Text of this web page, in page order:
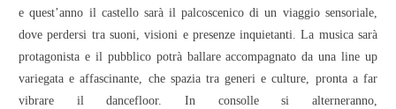
e quest’anno il castello sarà il palcoscenico di un viaggio sensoriale,
dove perdersi tra suoni, visioni e presenze inquietanti. La musica sarà
protagonista e il pubblico potrà ballare accompagnato da una line up
variegata e affascinante, che spazia tra generi e culture, pronta a far
vibrare il dancefloor. In consolle si alterneranno,